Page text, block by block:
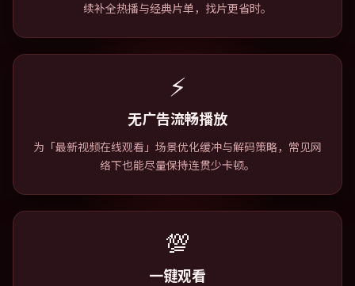
续补全热播与经典片单，找片更省时。
⚡
无广告流畅播放
为「最新视频在线观看」场景优化缓冲与解码策略，常见网
络下也能尽量保持连贯少卡顿。
💯
一键观看